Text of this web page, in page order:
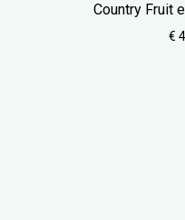
Country Fruit
€